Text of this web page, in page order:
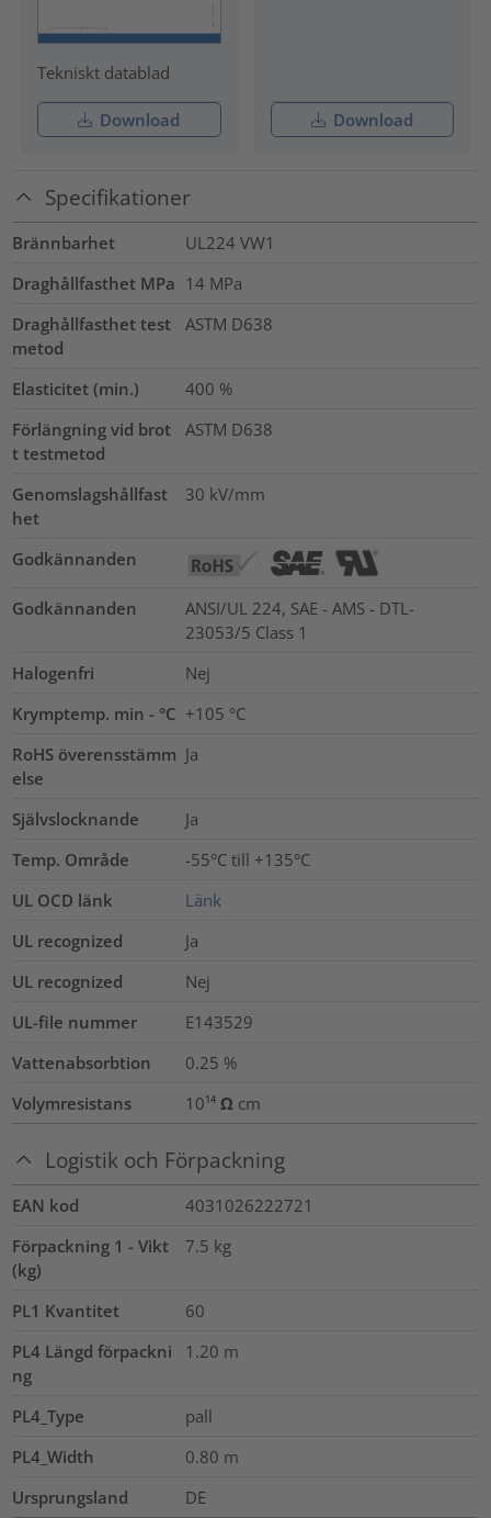
Tekniskt datablad
Download Download
Specifikationer
Brännbarhet
UL224 VW1
Draghållfasthet MPa 14 MPa
Draghållfasthet test
metod
ASTM D638
Elasticitet (min.) 400 %
Förlängning vid brot
t testmetod
ASTM D638
Genomslagshållfast
het
30 kV/mm
Godkännanden
Godkännanden
ANSI/UL 224, SAE - AMS - DTL-
23053/5 Class 1
Halogenfri
Nej
Krymptemp. min - °C +105 °C
RoHS överensstämm
else
Ja
Självslocknande
Ja
Temp. Område
-55°C till +135°C
UL OCD länk
Länk
UL recognized
Ja
UL recognized
Nej
UL-file nummer
E143529
Vattenabsorbtion
0.25 %
Volymresistans
10¹⁴ Ω cm
Logistik och Förpackning
EAN kod
4031026222721
Förpackning 1 - Vikt
(kg)
7.5 kg
PL1 Kvantitet
60
PL4 Längd förpackni
ng
1.20 m
PL4_Type
pall
PL4_Width
0.80 m
Ursprungsland
DE